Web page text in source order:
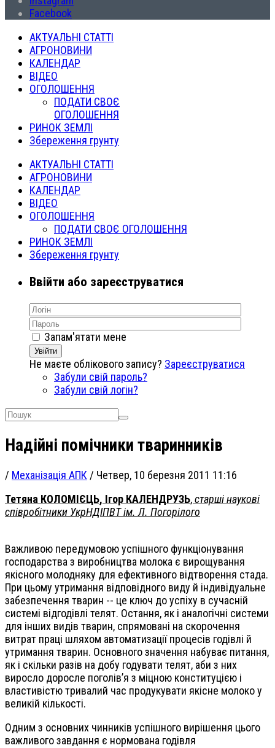
Facebook
АКТУАЛЬНІ СТАТТІ
АГРОНОВИНИ
КАЛЕНДАР
ВІДЕО
ОГОЛОШЕННЯ
ПОДАТИ СВОЄ
ОГОЛОШЕННЯ
РИНОК ЗЕМЛІ
Збереження грунту
АКТУАЛЬНІ СТАТТІ
АГРОНОВИНИ
КАЛЕНДАР
ВІДЕО
ОГОЛОШЕННЯ
ПОДАТИ СВОЄ ОГОЛОШЕННЯ
РИНОК ЗЕМЛІ
Збереження грунту
Ввійти або зареєструватися
Запам'ятати мене
Увійти
Не маєте облікового запису? Зареєструватися
Забули свій пароль?
Забули свій логін?
Надійні помічники тваринників
/ Механізація АПК / Четвер, 10 березня 2011 11:16
Тетяна КОЛОМІЄЦЬ, Ігор КАЛЕНДРУЗЬ,старші наукові
співробітники УкрНДІПВТ ім. Л. Погорілого
Важливою передумовою успішного функціонування
господарства з виробництва молока є вирощування
якісного молодняку для ефективного відтворення стада.
При цьому утримання відповідного виду й індивідуальне
забезпечення тварин -- це ключ до успіху в сучасній
системі відгодівлі телят. Остання, як і аналогічні системи
для інших видів тварин, спрямовані на скорочення
витрат праці шляхом автоматизації процесів годівлі й
утримання тварин. Основного значення набуває питання,
як і скільки разів на добу годувати телят, аби з них
виросло доросле поголів’я з міцною конституцією і
властивістю тривалий час продукувати якісне молоко у
великій кількості.
Одним з основних чинників успішного вирішення цього
важливого завдання є нормована годівля